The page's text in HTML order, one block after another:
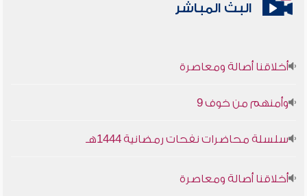
البث المباشر
أخلاقنا أصالة ومعاصرة
وأمنهم من خوف 9
سلسلة محاضرات نفحات رمضانية 1444هـ
أخلاقنا أصالة ومعاصرة